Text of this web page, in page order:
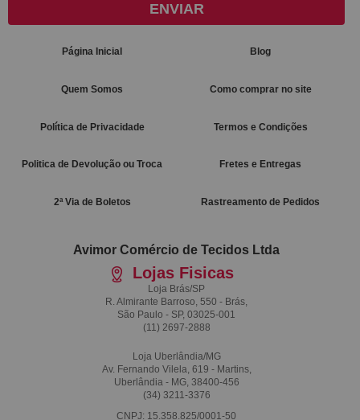
ENVIAR
Página Inicial Blog
Quem Somos Como comprar no site
Política de Privacidade Termos e Condições
Politica de Devolução ou Troca Fretes e Entregas
2ª Via de Boletos Rastreamento de Pedidos
Avimor Comércio de Tecidos Ltda
Lojas Fisicas
Loja Brás/SP
R. Almirante Barroso, 550 - Brás,
São Paulo - SP, 03025-001
(11) 2697-2888
Loja Uberlândia/MG
Av. Fernando Vilela, 619 - Martins,
Uberlândia - MG, 38400-456
(34) 3211-3376
CNPJ: 15.358.825/0001-50